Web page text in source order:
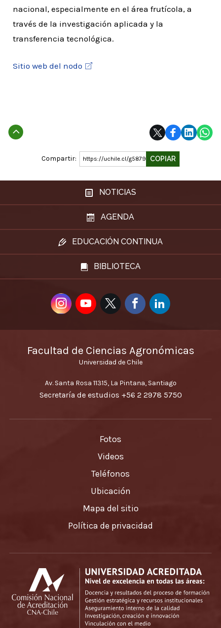
nacional, especialmente en el área frutícola, a
través de la investigación aplicada y la
transferencia tecnológica.
Sitio web del nodo
Subir
Compartir: https://uchile.cl/g58792 COPIAR
NOTICIAS
AGENDA
EDUCACIÓN CONTINUA
BIBLIOTECA
Facultad de Ciencias Agronómicas
Universidad de Chile
Av. Santa Rosa 11315, La Pintana, Santiago
Secretaría de estudios +56 2 2978 5750
Fotos
Videos
Teléfonos
Ubicación
Mapa del sitio
Política de privacidad